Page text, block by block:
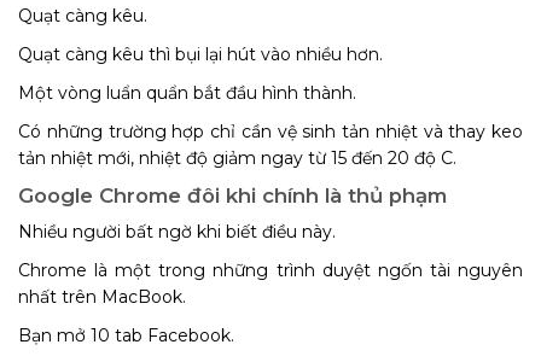
Quạt càng kêu.
Quạt càng kêu thì bụi lại hút vào nhiều hơn.
Một vòng luẩn quẩn bắt đầu hình thành.
Có những trường hợp chỉ cần vệ sinh tản nhiệt và thay keo
tản nhiệt mới, nhiệt độ giảm ngay từ 15 đến 20 độ C.
Google Chrome đôi khi chính là thủ phạm
Nhiều người bất ngờ khi biết điều này.
Chrome là một trong những trình duyệt ngốn tài nguyên
nhất trên MacBook.
Bạn mở 10 tab Facebook.